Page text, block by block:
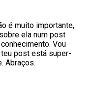
é muito importante,
ela num post
Vou
post está super-
Abraços.